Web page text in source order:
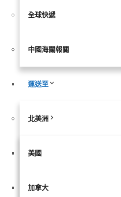
全球快遞
中國海關報關
運送至
北美洲
美國
加拿大